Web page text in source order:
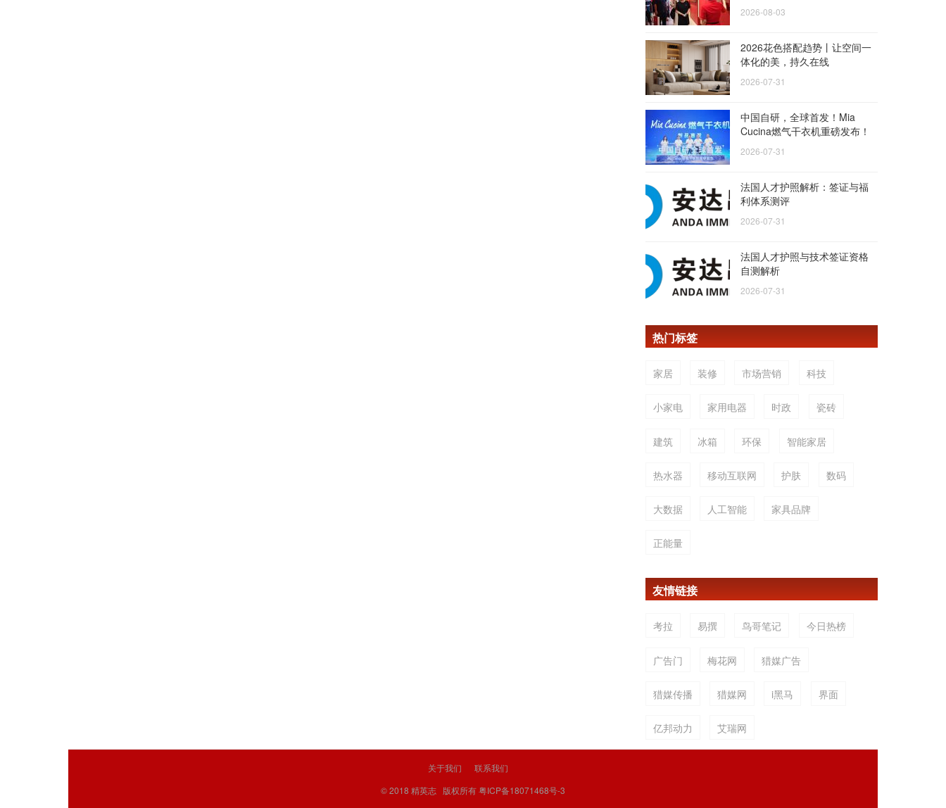
2026-08-03
2026花色搭配趋势丨让空间一
体化的美，持久在线
2026-07-31
中国自研，全球首发！Mia
Cucina燃气干衣机重磅发布！
2026-07-31
法国人才护照解析：签证与福
利体系测评
2026-07-31
法国人才护照与技术签证资格
自测解析
2026-07-31
热门标签
家居 装修 市场营销 科技
小家电 家用电器 时政 瓷砖
建筑 冰箱 环保 智能家居
热水器 移动互联网 护肤 数码
大数据 人工智能 家具品牌
正能量
友情链接
考拉 易撰 鸟哥笔记 今日热榜
广告门 梅花网 猎媒广告
猎媒传播 猎媒网 i黑马 界面
亿邦动力 艾瑞网
关于我们
联系我们
© 2018 精英志 版权所有粤ICP备18071468号-3